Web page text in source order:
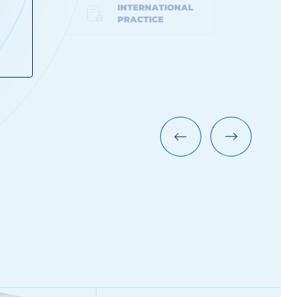
INTERNATIONAL
PRACTICE